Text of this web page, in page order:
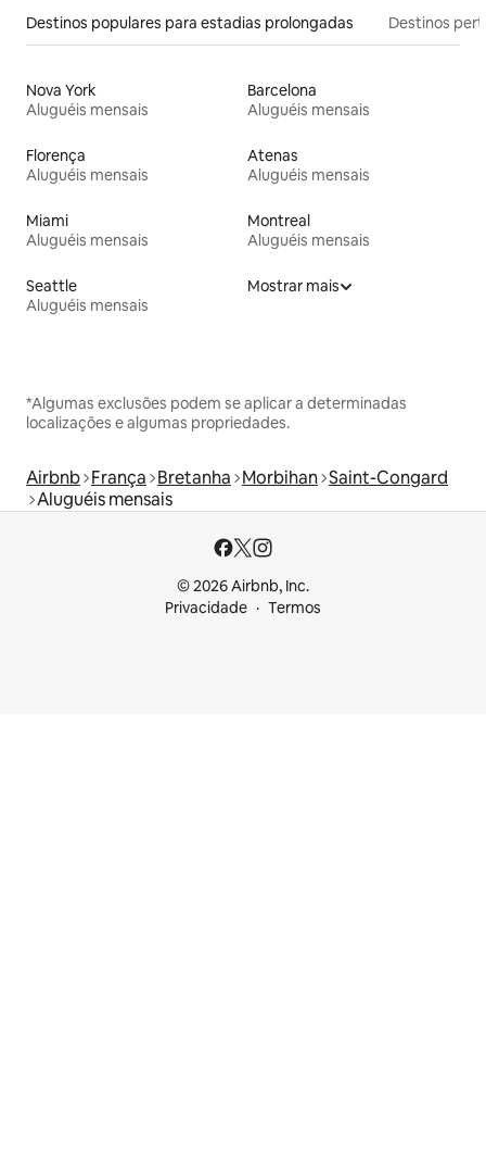
Destinos populares para estadias prolongadas Destinos
Nova York
Aluguéis mensais
Barcelona
Aluguéis mensais
Florença
Aluguéis mensais
Atenas
Aluguéis mensais
Miami
Aluguéis mensais
Montreal
Aluguéis mensais
Seattle
Aluguéis mensais
Mostrar mais
*Algumas exclusões podem se aplicar a determinadas
localizações e algumas propriedades.
Airbnb França Bretanha Morbihan Saint-Congard
Aluguéis mensais
© 2026 Airbnb, Inc.
Privacidade
Termos